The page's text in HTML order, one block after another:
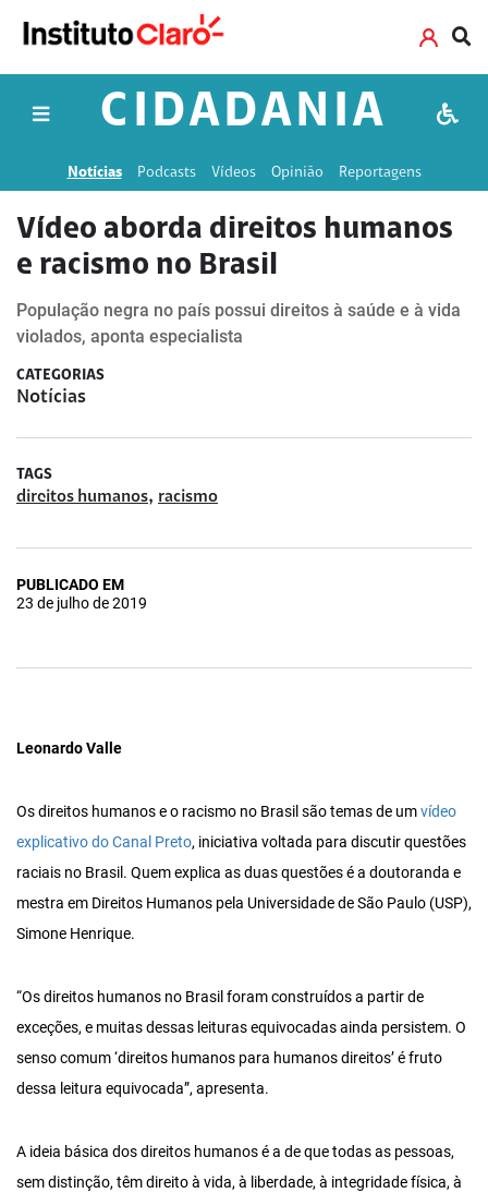
CIDADANIA
Notícias Podcasts Vídeos Opinião Reportagens
Vídeo aborda direitos humanos
e racismo no Brasil
População negra no país possui direitos à saúde e à vida
violados, aponta especialista
CATEGORIAS
Notícias
TAGS
direitos humanos, racismo
PUBLICADO EM
23 de julho de 2019
Leonardo Valle
Os direitos humanos e o racismo no Brasil são temas de umvídeo
explicativo do Canal Preto, iniciativa voltada para discutir questões
raciais no Brasil. Quem explica as duas questões é a doutoranda e
mestra em Direitos Humanos pela Universidade de São Paulo (USP),
Simone Henrique.
“Os direitos humanos no Brasil foram construídos a partir de
exceções, e muitas dessas leituras equivocadas ainda persistem. O
senso comum ‘direitos humanos para humanos direitos’ é fruto
dessa leitura equivocada”, apresenta.
A ideia básica dos direitos humanos é a de que todas as pessoas,
sem distinção, têm direito à vida, à liberdade, à integridade física, à